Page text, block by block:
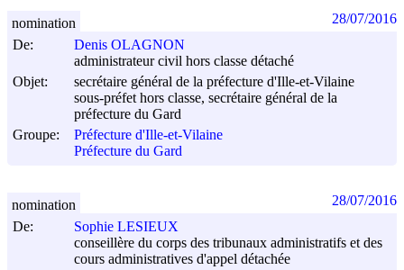
De:
Denis OLAGNON
administrateur civil hors classe détaché
Objet:
secrétaire général de la préfecture d'Ille-et-Vilaine
sous-préfet hors classe, secrétaire général de la
préfecture du Gard
Groupe:
Préfecture d'Ille-et-Vilaine
Préfecture du Gard
nomination 28/07/2016
De:
Sophie LESIEUX
conseillère du corps des tribunaux administratifs et des
cours administratives d'appel détachée
nomination 28/07/2016